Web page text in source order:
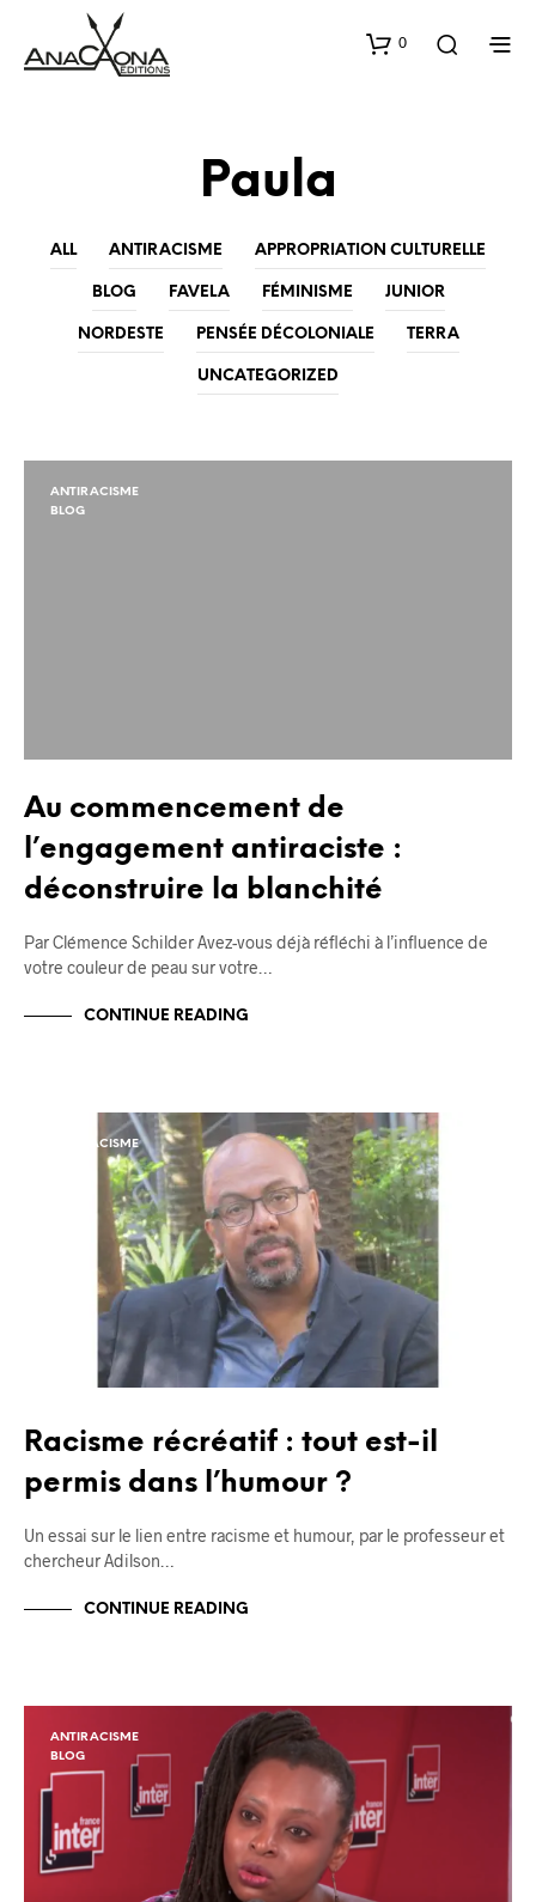
0
Paula
ALL ANTIRACISME APPROPRIATION CULTURELLE
BLOG FAVELA FÉMINISME JUNIOR
NORDESTE PENSÉE DÉCOLONIALE TERRA
UNCATEGORIZED
ANTIRACISME
BLOG
Au commencement de
l’engagement antiraciste :
déconstruire la blanchité
Par Clémence Schilder Avez-vous déjà réfléchi à l’influence de
votre couleur de peau sur votre…
CONTINUE READING
ANTIRACISME
Racisme récréatif : tout est-il
permis dans l’humour ?
Un essai sur le lien entre racisme et humour, par le professeur et
chercheur Adilson…
CONTINUE READING
ANTIRACISME
BLOG